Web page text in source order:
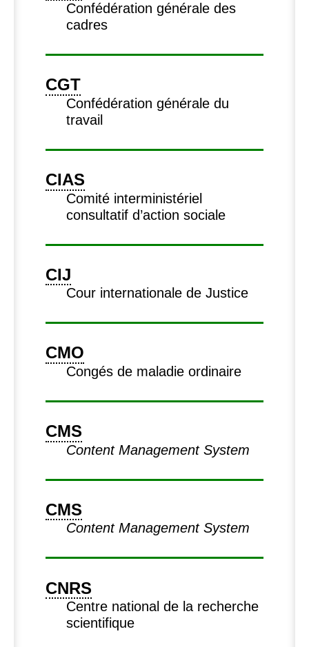
Confédération générale des
cadres
CGT
Confédération générale du
travail
CIAS
Comité interministériel
consultatif d’action sociale
CIJ
Cour internationale de Justice
CMO
Congés de maladie ordinaire
CMS
Content Management System
CMS
Content Management System
CNRS
Centre national de la recherche
scientifique